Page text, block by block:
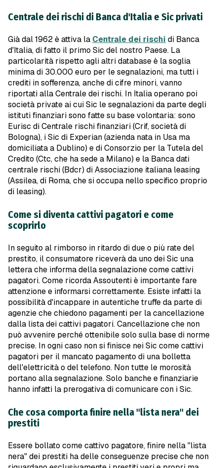
Centrale dei rischi di Banca d'Italia e Sic privati
Già dal 1962 è attiva la Centrale dei rischi di Banca
d'Italia, di fatto il primo Sic del nostro Paese. La
particolarità rispetto agli altri database è la soglia
minima di 30.000 euro per le segnalazioni, ma tutti i
crediti in sofferenza, anche di cifre minori, vanno
riportati alla Centrale dei rischi. In Italia operano poi
società private ai cui Sic le segnalazioni da parte degli
istituti finanziari sono fatte su base volontaria: sono
Eurisc di Centrale rischi finanziari (Crif, società di
Bologna), i Sic di Experian (azienda nata in Usa ma
domiciliata a Dublino) e di Consorzio per la Tutela del
Credito (Ctc, che ha sede a Milano) e la Banca dati
centrale rischi (Bdcr) di Associazione italiana leasing
(Assilea, di Roma, che si occupa nello specifico proprio
di leasing).
Come si diventa cattivi pagatori e come
scoprirlo
In seguito al rimborso in ritardo di due o più rate del
prestito, il consumatore riceverà da uno dei Sic una
lettera che informa della segnalazione come cattivi
pagatori. Come ricorda Assoutenti è importante fare
attenzione e informarsi correttamente. Esiste infatti la
possibilità d'incappare in autentiche truffe da parte di
agenzie che chiedono pagamenti per la cancellazione
dalla lista dei cattivi pagatori. Cancellazione che non
può avvenire perché ottenibile solo sulla base di norme
precise. In ogni caso non si finisce nei Sic come cattivi
pagatori per il mancato pagamento di una bolletta
dell'elettricità o del telefono. Non tutte le morosità
portano alla segnalazione. Solo banche e finanziarie
hanno infatti la prerogativa di comunicare con i Sic.
Che cosa comporta finire nella "lista nera" dei
prestiti
Essere bollato come cattivo pagatore, finire nella "lista
nera" dei prestiti ha delle conseguenze precise che non